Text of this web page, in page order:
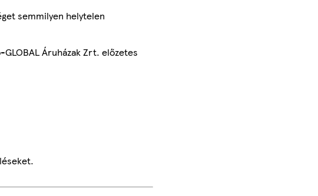
semmilyen helytelen
Áruházak Zrt. előzetes